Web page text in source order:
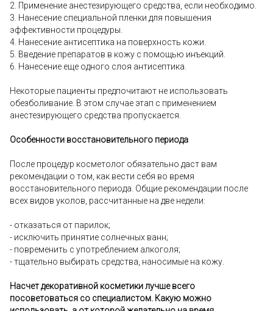
2. Применение анестезирующего средства, если необходимо.
3. Нанесение специальной пленки для повышения
эффективности процедуры.
4. Нанесение антисептика на поверхность кожи.
5. Введение препаратов в кожу с помощью инъекций.
6. Нанесение еще одного слоя антисептика.
Некоторые пациенты предпочитают не использовать
обезболивание. В этом случае этап с применением
анестезирующего средства пропускается.
Особенности восстановительного периода
После процедур косметолог обязательно даст вам
рекомендации о том, как вести себя во время
восстановительного периода. Общие рекомендации после
всех видов уколов, рассчитанные на две недели:
- отказаться от парилок;
- исключить принятие солнечных ванн;
- повременить с употреблением алкоголя;
- тщательно выбирать средства, наносимые на кожу.
Насчет декоративной косметики лучше всего
посоветоваться со специалистом. Какую можно